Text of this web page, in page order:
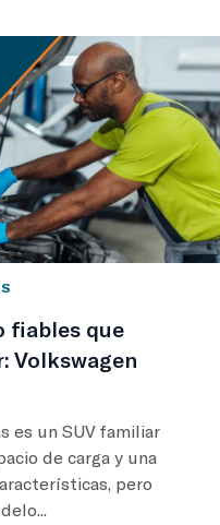
fiables que
Volkswagen
es un SUV familiar
de carga y una
pero